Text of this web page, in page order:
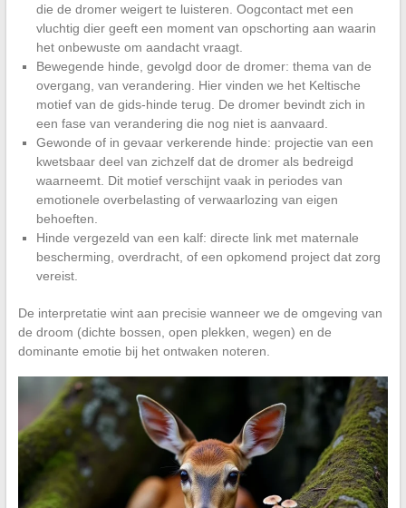
die de dromer weigert te luisteren. Oogcontact met een
vluchtig dier geeft een moment van opschorting aan waarin
het onbewuste om aandacht vraagt.
Bewegende hinde, gevolgd door de dromer: thema van de
overgang, van verandering. Hier vinden we het Keltische
motief van de gids-hinde terug. De dromer bevindt zich in
een fase van verandering die nog niet is aanvaard.
Gewonde of in gevaar verkerende hinde: projectie van een
kwetsbaar deel van zichzelf dat de dromer als bedreigd
waarneemt. Dit motief verschijnt vaak in periodes van
emotionele overbelasting of verwaarlozing van eigen
behoeften.
Hinde vergezeld van een kalf: directe link met maternale
bescherming, overdracht, of een opkomend project dat zorg
vereist.
De interpretatie wint aan precisie wanneer we de omgeving van
de droom (dichte bossen, open plekken, wegen) en de
dominante emotie bij het ontwaken noteren.